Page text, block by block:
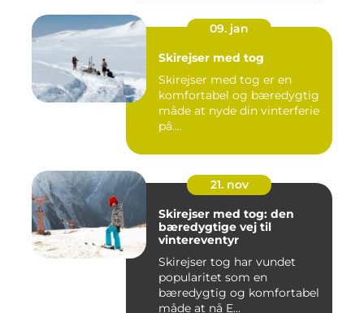
09. jan
Skirejser med tog
Skirejser med tog er en
komfortabel og bæredygtig
måde at nyde din vinterferie
på....
21. nov
Skirejser med tog: den
bæredygtige vej til
vintereventyr
Skirejser tog har vundet
popularitet som en
bæredygtig og komfortabel
måde at nå E...